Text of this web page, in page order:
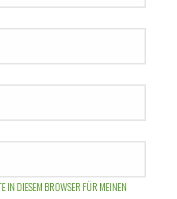
IN DIESEM BROWSER FÜR MEINEN